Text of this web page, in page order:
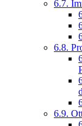
6.7.
6.8.
6.9.